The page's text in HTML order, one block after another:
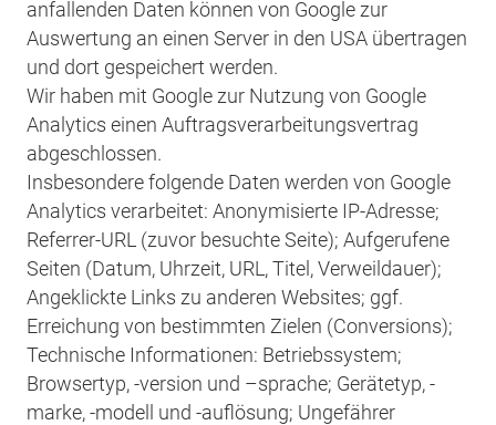
anfallenden Daten können von Google zur
Auswertung an einen Server in den USA übertragen
und dort gespeichert werden.
Wir haben mit Google zur Nutzung von Google
Analytics einen Auftragsverarbeitungsvertrag
abgeschlossen.
Insbesondere folgende Daten werden von Google
Analytics verarbeitet: Anonymisierte IP-Adresse;
Referrer-URL (zuvor besuchte Seite); Aufgerufene
Seiten (Datum, Uhrzeit, URL, Titel, Verweildauer);
Angeklickte Links zu anderen Websites; ggf.
Erreichung von bestimmten Zielen (Conversions);
Technische Informationen: Betriebssystem;
Browsertyp, -version und –sprache; Gerätetyp, -
marke, -modell und -auflösung; Ungefährer